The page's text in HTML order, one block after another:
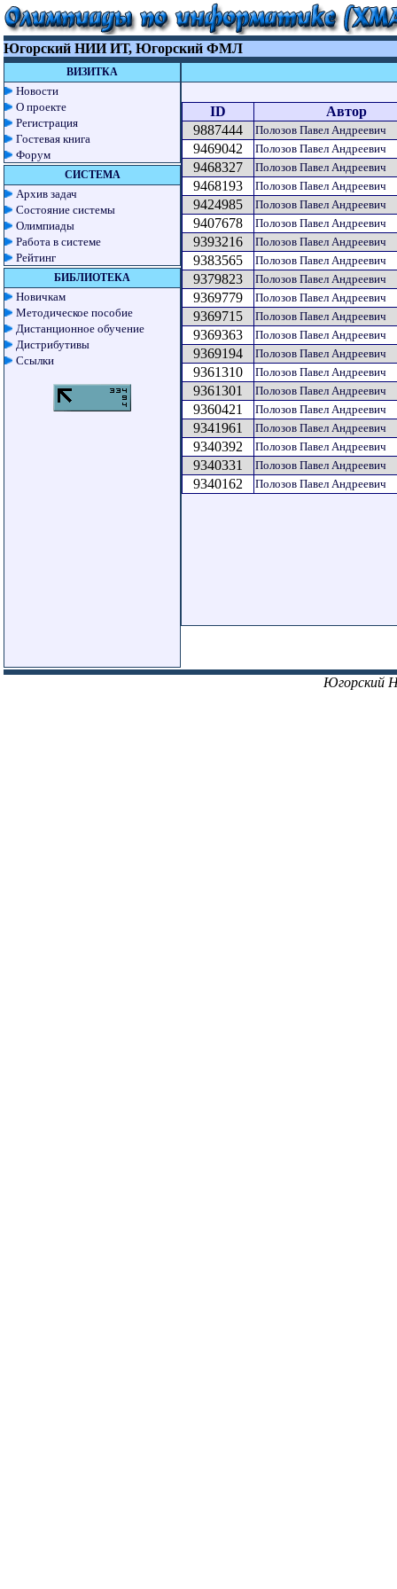
Югорский НИИ ИТ, Югорский ФМЛ
ВИЗИТКА
Новости
О проекте
Регистрация
Гостевая книга
Форум
СИСТЕМА
Архив задач
Состояние системы
Олимпиады
Работа в системе
Рейтинг
БИБЛИОТЕКА
Новичкам
Методическое пособие
Дистанционное обучение
Дистрибутивы
Ссылки
ID
Автор
9887444
Полозов Павел Андреевич
9469042 Полозов Павел Андреевич
9468327 Полозов Павел Андреевич
9468193 Полозов Павел Андреевич
9424985 Полозов Павел Андреевич
9407678 Полозов Павел Андреевич
9393216 Полозов Павел Андреевич
9383565 Полозов Павел Андреевич
9379823 Полозов Павел Андреевич
9369779 Полозов Павел Андреевич
9369715 Полозов Павел Андреевич
9369363 Полозов Павел Андреевич
9369194 Полозов Павел Андреевич
9361310 Полозов Павел Андреевич
9361301 Полозов Павел Андреевич
9360421 Полозов Павел Андреевич
9341961 Полозов Павел Андреевич
9340392 Полозов Павел Андреевич
9340331 Полозов Павел Андреевич
9340162 Полозов Павел Андреевич
Югорский